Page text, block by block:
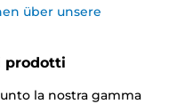
über unsere
prodotti
la nostra gamma